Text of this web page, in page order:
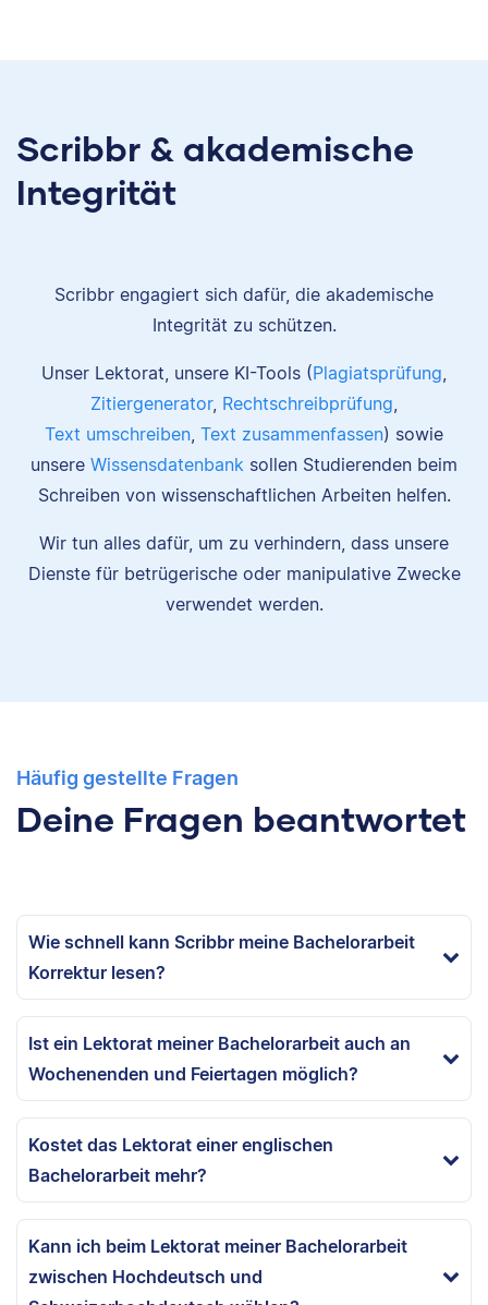
Scribbr & akademische
Integrität
Scribbr engagiert sich dafür, die akademische
Integrität zu schützen.
Unser Lektorat, unsere KI-Tools (Plagiatsprüfung
Zitiergenerator, Rechtschreibprüfung
Text umschreiben Text zusammenfassen) sowie
unsere Wissensdatenbank sollen Studierenden beim
Schreiben von wissenschaftlichen Arbeiten helfen.
Wir tun alles dafür, um zu verhindern, dass unsere
Dienste für betrügerische oder manipulative Zwecke
verwendet werden.
Häufig gestellte Fragen
Deine Fragen beantwortet
Wie schnell kann Scribbr meine Bachelorarbeit
Korrektur lesen?
Ist ein Lektorat meiner Bachelorarbeit auch an
Wochenenden und Feiertagen möglich?
Kostet das Lektorat einer englischen
Bachelorarbeit mehr?
Kann ich beim Lektorat meiner Bachelorarbeit
zwischen Hochdeutsch und